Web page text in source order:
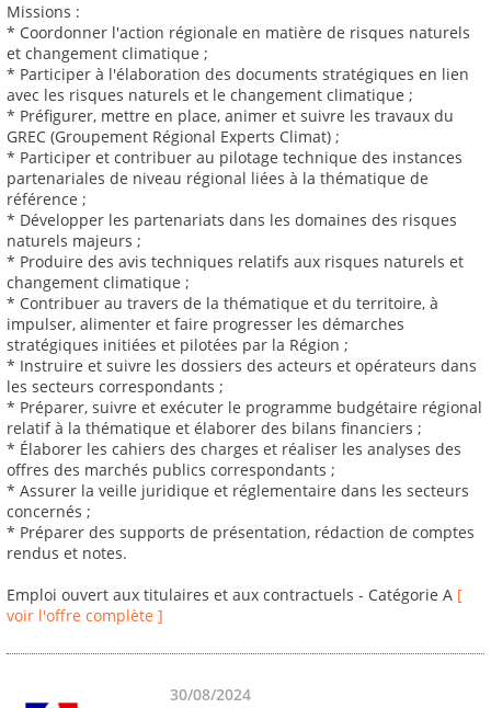
Missions :
* Coordonner l'action régionale en matière de risques naturels
et changement climatique ;
* Participer à l'élaboration des documents stratégiques en lien
avec les risques naturels et le changement climatique ;
* Préfigurer, mettre en place, animer et suivre les travaux du
GREC (Groupement Régional Experts Climat) ;
* Participer et contribuer au pilotage technique des instances
partenariales de niveau régional liées à la thématique de
référence ;
* Développer les partenariats dans les domaines des risques
naturels majeurs ;
* Produire des avis techniques relatifs aux risques naturels et
changement climatique ;
* Contribuer au travers de la thématique et du territoire, à
impulser, alimenter et faire progresser les démarches
stratégiques initiées et pilotées par la Région ;
* Instruire et suivre les dossiers des acteurs et opérateurs dans
les secteurs correspondants ;
* Préparer, suivre et exécuter le programme budgétaire régional
relatif à la thématique et élaborer des bilans financiers ;
* Élaborer les cahiers des charges et réaliser les analyses des
offres des marchés publics correspondants ;
* Assurer la veille juridique et réglementaire dans les secteurs
concernés ;
* Préparer des supports de présentation, rédaction de comptes
rendus et notes.
Emploi ouvert aux titulaires et aux contractuels - Catégorie A [
voir l'offre complète ]
30/08/2024